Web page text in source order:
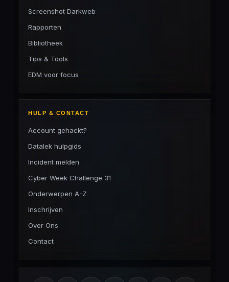
Screenshot Darkweb
Rapporten
Bibliotheek
Tips & Tools
EDM voor focus
HULP & CONTACT
Account gehackt?
Datalek hulpgids
Incident melden
Cyber Week Challenge 31
Onderwerpen A-Z
Inschrijven
Over Ons
Contact